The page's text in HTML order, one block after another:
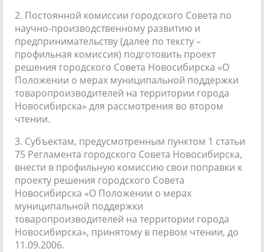
2. Постоянной комиссии городского Совета по
научно-производственному развитию и
предпринимательству (далее по тексту –
профильная комиссия) подготовить проект
решения городского Совета Новосибирска «О
Положении о мерах муниципальной поддержки
товаропроизводителей на территории города
Новосибирска» для рассмотрения во втором
чтении.
3. Субъектам, предусмотренным пунктом 1 статьи
75 Регламента городского Совета Новосибирска,
внести в профильную комиссию свои поправки к
проекту решения городского Совета
Новосибирска «О Положении о мерах
муниципальной поддержки
товаропроизводителей на территории города
Новосибирска», принятому в первом чтении, до
11.09.2006.